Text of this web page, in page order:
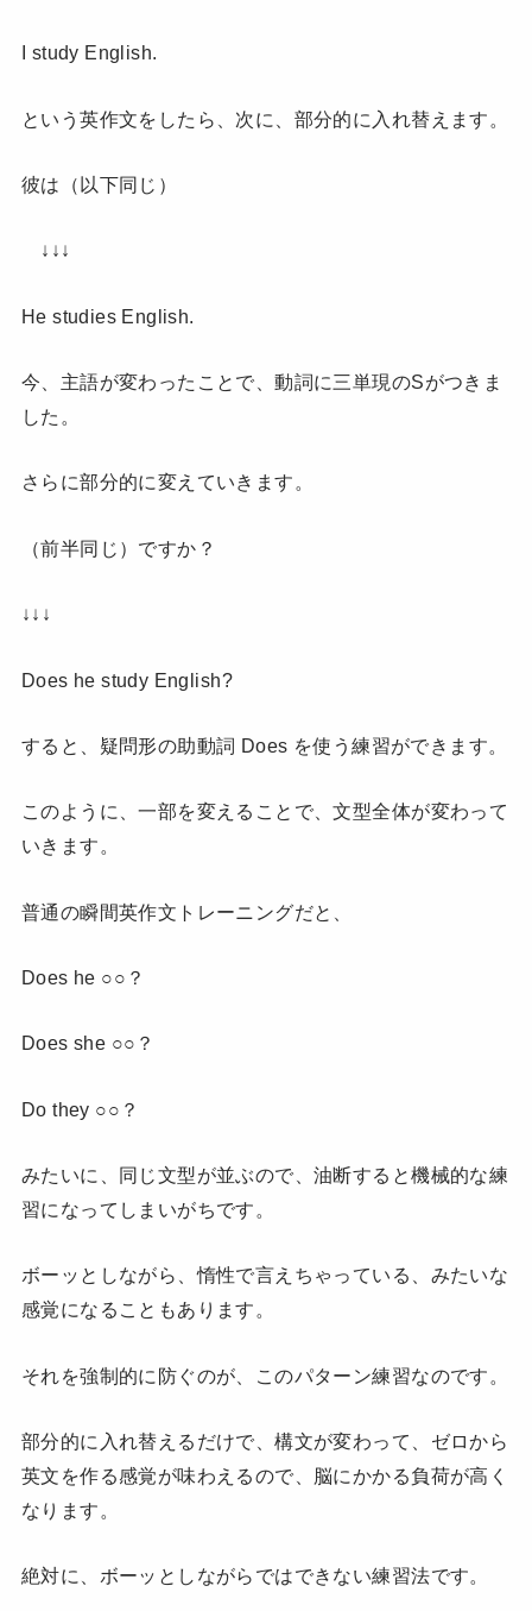
I study English.
という英作文をしたら、次に、部分的に入れ替えます。
彼は（以下同じ）
↓↓↓
He studies English.
今、主語が変わったことで、動詞に三単現のSがつきま
した。
さらに部分的に変えていきます。
（前半同じ）ですか？
↓↓↓
Does he study English?
すると、疑問形の助動詞 Does を使う練習ができます。
このように、一部を変えることで、文型全体が変わって
いきます。
普通の瞬間英作文トレーニングだと、
Does he ○○？
Does she ○○？
Do they ○○？
みたいに、同じ文型が並ぶので、油断すると機械的な練
習になってしまいがちです。
ボーッとしながら、惰性で言えちゃっている、みたいな
感覚になることもあります。
それを強制的に防ぐのが、このパターン練習なのです。
部分的に入れ替えるだけで、構文が変わって、ゼロから
英文を作る感覚が味わえるので、脳にかかる負荷が高く
なります。
絶対に、ボーッとしながらではできない練習法です。